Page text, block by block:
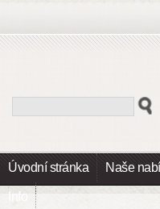
Úvodní stránka Naše
Info